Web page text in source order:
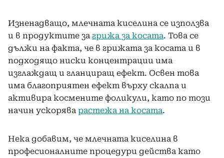
Изненадващо, млечната киселина се използва
и в продуктите за грижа за косата. Това се
дължи на факта, че в грижата за косата и в
подходящо ниски концентрации има
изглаждащ и гланциращ ефект. Освен това
има благоприятен ефект върху скалпа и
активира космените фоликули, като по този
начин ускорява растежа на косата.
Нека добавим, че млечната киселина в
професионалните процедури действа като